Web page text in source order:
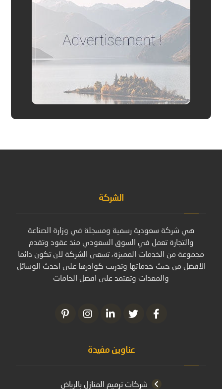
الشركة
هي شركة سعودية رسمية ومسجلة في وزارة الصناعة
والتجارة تعمل في السوق السعودي منذ عقود وتقدم
مجموعة من الخدمات المميزة، تسعى الشركة لان تكون دائما
الافضل من حيث خدماتها وتدريب كوادرها على احدث الوسائل
والمعدات وتعتمد على افضل الخامات
عناوين مفيدة
شركات ترميم المنازل بالرياض